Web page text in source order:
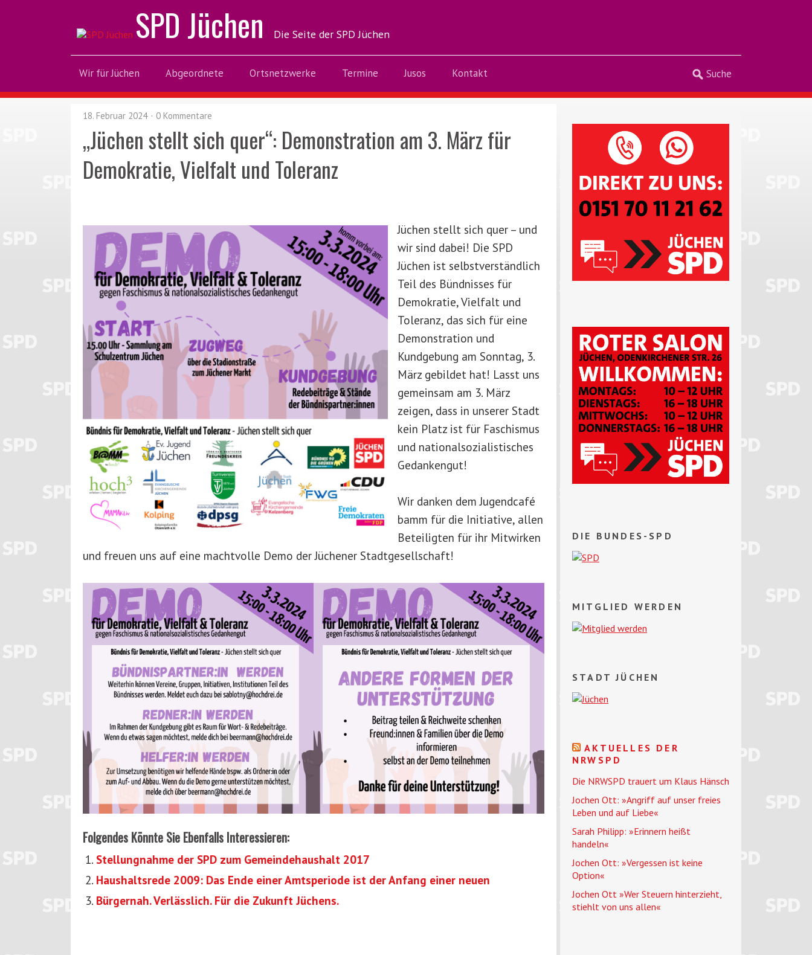
SPD Jüchen Die Seite der SPD Jüchen
Wir für Jüchen Abgeordnete Ortsnetzwerke Termine Jusos Kontakt
18. Februar 2024 0 Kommentare
„Jüchen stellt sich quer“: Demonstration am 3. März für
Demokratie, Vielfalt und Toleranz
Jüchen stellt sich quer – und
wir sind dabei! Die SPD
Jüchen ist selbstverständlich
Teil des Bündnisses für
Demokratie, Vielfalt und
Toleranz, das sich für eine
Demonstration und
Kundgebung am Sonntag, 3.
März gebildet hat! Lasst uns
gemeinsam am 3. März
zeigen, dass in unserer Stadt
kein Platz ist für Faschismus
und nationalsozialistisches
Gedankengut!
Wir danken dem Jugendcafé
bamm für die Initiative, allen
Beteiligten für ihr Mitwirken
und freuen uns auf eine machtvolle Demo der Jüchener Stadtgesellschaft!
Folgendes Könnte Sie Ebenfalls Interessieren:
Stellungnahme der SPD zum Gemeindehaushalt 2017
Haushaltsrede 2009: Das Ende einer Amtsperiode ist der Anfang einer neuen
Bürgernah. Verlässlich. Für die Zukunft Jüchens.
DIE BUNDES-SPD
MITGLIED WERDEN
STADT JÜCHEN
AKTUELLES DER
NRWSPD
Die NRWSPD trauert um Klaus Hänsch
Jochen Ott: »Angriff auf unser freies
Leben und auf Liebe«
Sarah Philipp: »Erinnern heißt
handeln«
Jochen Ott: »Vergessen ist keine
Option«
Jochen Ott »Wer Steuern hinterzieht,
stiehlt von uns allen«